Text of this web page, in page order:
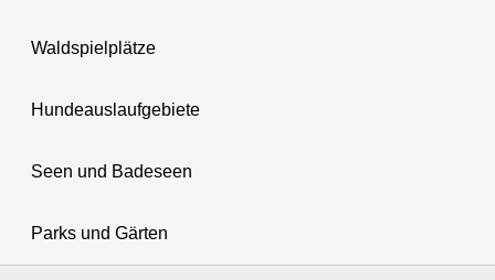
Waldspielplätze
Hundeauslaufgebiete
Seen und Badeseen
Parks und Gärten